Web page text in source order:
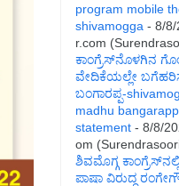
program mobile
shivamogga - 8/8/
r.com
ಕಾಂಗ್ರೆಸ್‌ನೊಳಗಿನ
ವೇದಿಕೆಯಲ್ಲೇ
ಬಂಗಾರಪ್ಪ-
madhu
statement - 8/8/
om
ಶಿವಮೊಗ್ಗ
ಪಾಷಾ ವಿರುದ್ಧ